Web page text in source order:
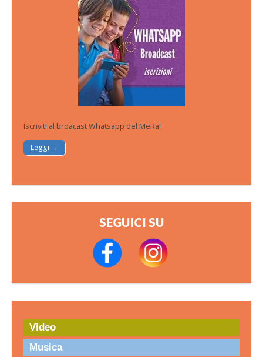
Iscriviti al broacast Whatsapp del MeRa!
Leggi →
SEGUICI SU
Video
Musica